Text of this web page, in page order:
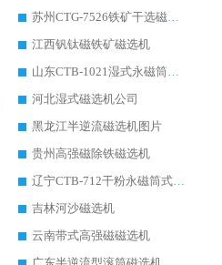
苏州CTG-7526铁矿干选磁选机
江西钒钛磁铁矿磁选机
山东CTB-1021湿式永磁筒式磁选机
河北湿式磁选机公司
黑龙江半逆流磁选机图片
贵州高强磁除铁磁选机
辽宁CTB-712干粉永磁筒式磁选机
吉林河沙磁选机
云南带式高强磁磁选机